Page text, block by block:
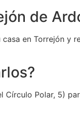
de
en Torrejón y
Círculo Polar, 5)